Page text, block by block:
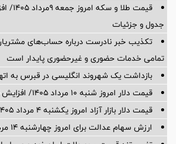
قیمت
جدول و جزئیات
تکذیب خبر نادرست درباره حساب‌های
تمامی خدمات حضوری و غیرحضوری پایدار است
بازداشت یک شهروند انگلیسی در قبرس به
قیمت دلار امروز شنبه ۱۰ مرداد ۱۴۰۵/ افزایش قیمت دلار
قیمت دلار بازار آزاد امروز یکشنبه ۴ مرداد ۱۴۰۵ +جدول
ارزش سهام عدالت برای امروز چهارشنبه ۱۴ مرداد + جدول